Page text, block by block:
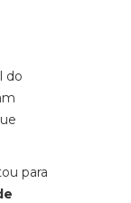
do
para